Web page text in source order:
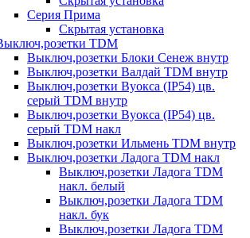
Серия Прима
Скрытая установка
TDM
Выключ,розетки Блоки Сенеж внутр
Выключ,розетки Валдай TDM внутр
Выключ,розетки Вуокса (IP54) цв.
серый TDM внутр
Выключ,розетки Вуокса (IP54) цв.
серый TDM накл
Выключ,розетки Ильмень TDM внутр
Выключ,розетки Ладога TDM накл
Выключ,розетки Ладога TDM
накл. белый
Выключ,розетки Ладога TDM
накл. бук
Выключ,розетки Ладога TDM